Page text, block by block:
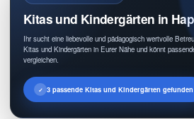
Kitas und Kindergärten in
Ihr sucht eine liebevolle und pädagogisch wertvolle
Kitas und Kindergärten in Eurer Nähe und könnt
vergleichen.
3 passende Kitas und Kindergärten gefunden